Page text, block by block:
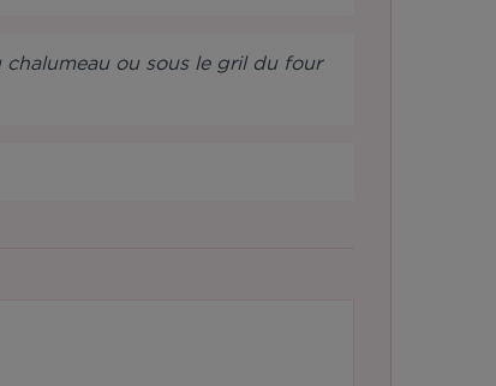
chalumeau ou sous le gril du four